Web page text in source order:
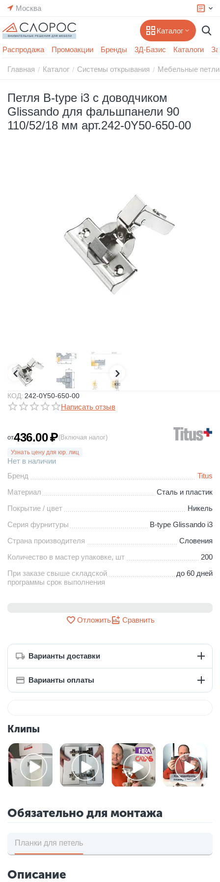
Москва
Каталог
Распродажа Промоакции Бренды 3Д-Базис Каталоги
Главная / Каталог / Системы открывания / Мебельные петли
Петля B-type i3 с доводчиком
Glissando для фальшпанели 90
110/52/18 мм арт.242-0Y50-650-00
КОД: 242-0Y50-650-00
Написать отзыв
от436.00₽(Включая налог)
Узнать цену для юр. лиц
Нет в наличии
Бренд
Titus
Материал
Сталь и пластик
Покрытие / цвет
Никель
Серия фурнитуры
B-type Glissando i3
Страна производителя
Словения
Количество в мастер упаковке, шт
200
При заказе свыше складской
программы срок выполнения
до 60 дней
Отложить Сравнить
Варианты доставки
Варианты оплаты
Клипы
Обязательно для монтажа
Планки для петель
Описание